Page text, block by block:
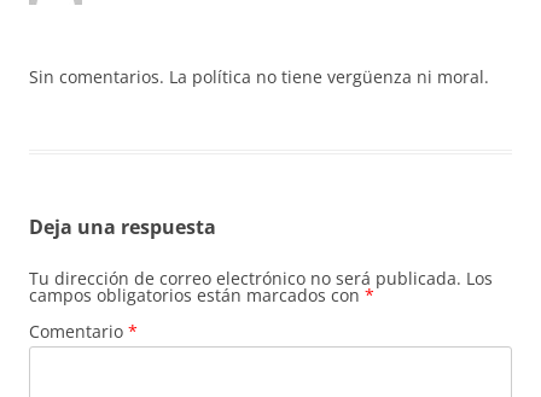
Sin comentarios. La política no tiene vergüenza ni moral.
Deja una respuesta
Tu dirección de correo electrónico no será publicada. Los
campos obligatorios están marcados con *
Comentario *